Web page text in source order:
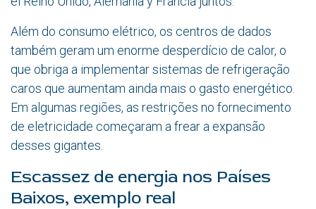
Além do consumo elétrico, os centros de dados
também geram um enorme desperdício de calor, o
que obriga a implementar sistemas de refrigeração
caros que aumentam ainda mais o gasto energético.
Em algumas regiões, as restrições no fornecimento
de eletricidade começaram a frear a expansão
desses gigantes.
Escassez de energia nos Países
Baixos, exemplo real